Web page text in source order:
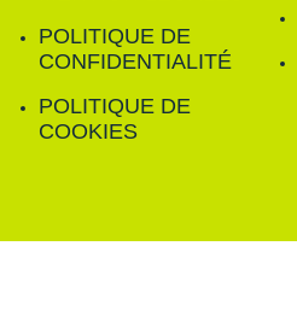
POLITIQUE DE
CONFIDENTIALITÉ
POLITIQUE DE
COOKIES